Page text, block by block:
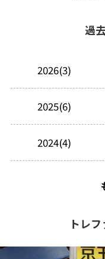
過
2026(3)
2025(6)
2024(4)
2021(116)
トレ